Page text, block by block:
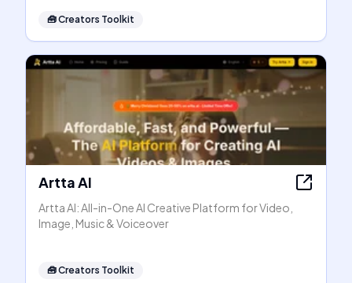
🧰Creators Toolkit
Artta AI
Artta AI: All-in-One AI Creative Platform for Video,
Image, Music & Voiceover
🧰Creators Toolkit